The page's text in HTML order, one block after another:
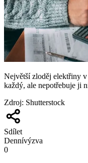
Největší zloděj elektřiny
každý, ale nepotřebuje ji
Zdroj: Shutterstock
Sdílet
Dennívýzva
0